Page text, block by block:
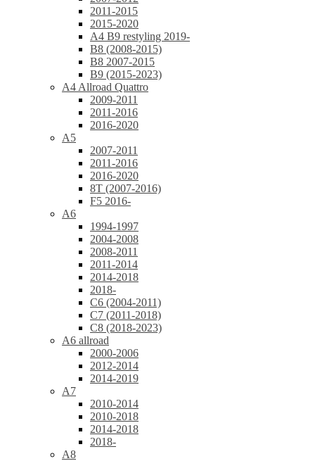
2011-2015
2015-2020
A4 B9 restyling 2019-
B8 (2008-2015)
B8 2007-2015
B9 (2015-2023)
A4 Allroad Quattro
2009-2011
2011-2016
2016-2020
A5
2007-2011
2011-2016
2016-2020
8T (2007-2016)
F5 2016-
A6
1994-1997
2004-2008
2008-2011
2011-2014
2014-2018
2018-
C6 (2004-2011)
C7 (2011-2018)
C8 (2018-2023)
A6 allroad
2000-2006
2012-2014
2014-2019
A7
2010-2014
2010-2018
2014-2018
2018-
A8